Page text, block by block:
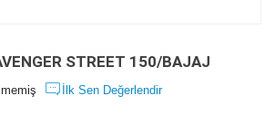
STREET 150/BAJAJ
İlk Sen Değerlendir